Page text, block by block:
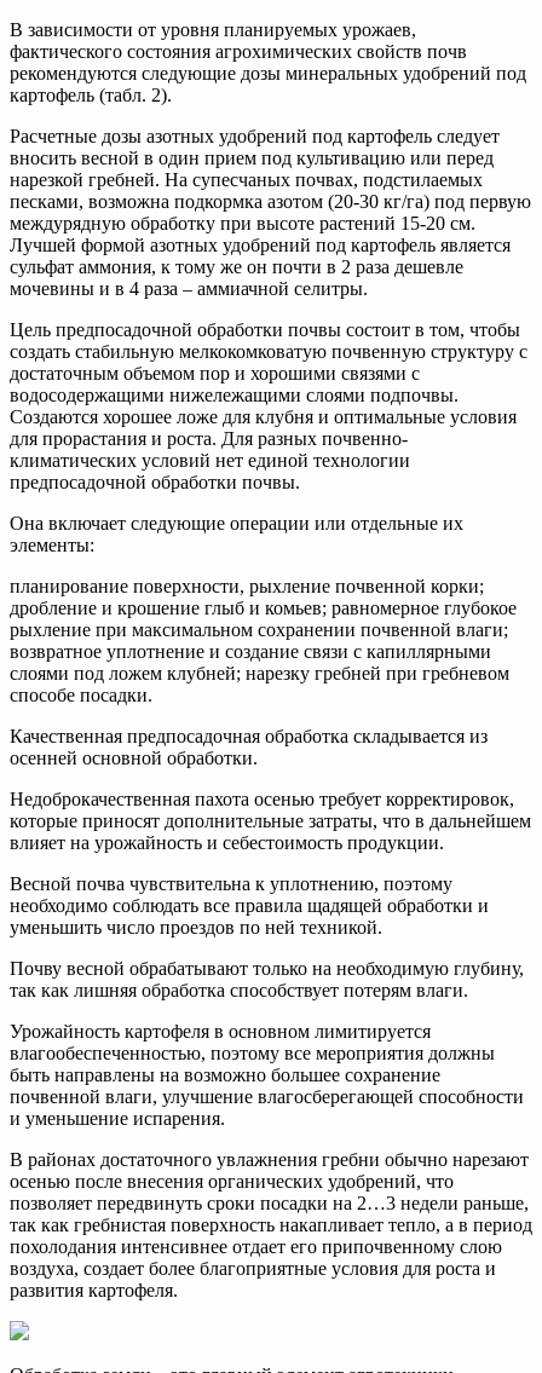
В зависимости от уровня планируемых урожаев,
фактического состояния агрохимических свойств почв
рекомендуются следующие дозы минеральных удобрений под
картофель (табл. 2).
Расчетные дозы азотных удобрений под картофель следует
вносить весной в один прием под культивацию или перед
нарезкой гребней. На супесчаных почвах, подстилаемых
песками, возможна подкормка азотом (20-30 кг/га) под первую
междурядную обработку при высоте растений 15-20 см.
Лучшей формой азотных удобрений под картофель является
сульфат аммония, к тому же он почти в 2 раза дешевле
мочевины и в 4 раза – аммиачной селитры.
Цель предпосадочной обработки почвы состоит в том, чтобы
создать стабильную мелкокомковатую почвенную структуру с
достаточным объемом пор и хорошими связями с
водосодержащими нижележащими слоями подпочвы.
Создаются хорошее ложе для клубня и оптимальные условия
для прорастания и роста. Для разных почвенно-
климатических условий нет единой технологии
предпосадочной обработки почвы.
Она включает следующие операции или отдельные их
элементы:
планирование поверхности, рыхление почвенной корки;
дробление и крошение глыб и комьев; равномерное глубокое
рыхление при максимальном сохранении почвенной влаги;
возвратное уплотнение и создание связи с капиллярными
слоями под ложем клубней; нарезку гребней при гребневом
способе посадки.
Качественная предпосадочная обработка складывается из
осенней основной обработки.
Недоброкачественная пахота осенью требует корректировок,
которые приносят дополнительные затраты, что в дальнейшем
влияет на урожайность и себестоимость продукции.
Весной почва чувствительна к уплотнению, поэтому
необходимо соблюдать все правила щадящей обработки и
уменьшить число проездов по ней техникой.
Почву весной обрабатывают только на необходимую глубину,
так как лишняя обработка способствует потерям влаги.
Урожайность картофеля в основном лимитируется
влагообеспеченностью, поэтому все мероприятия должны
быть направлены на возможно большее сохранение
почвенной влаги, улучшение влагосберегающей способности
и уменьшение испарения.
В районах достаточного увлажнения гребни обычно нарезают
осенью после внесения органических удобрений, что
позволяет передвинуть сроки посадки на 2…3 недели раньше,
так как гребнистая поверхность накапливает тепло, а в период
похолодания интенсивнее отдает его припочвенному слою
воздуха, создает более благоприятные условия для роста и
развития картофеля.